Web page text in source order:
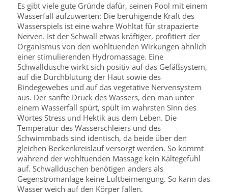
Es gibt viele gute Gründe dafür, seinen Pool mit einem
Wasserfall aufzuwerten: Die beruhigende Kraft des
Wasserspiels ist eine wahre Wohltat für strapazierte
Nerven. Ist der Schwall etwas kräftiger, profitiert der
Organismus von den wohltuenden Wirkungen ähnlich
einer stimulierenden Hydromassage. Eine
Schwalldusche wirkt sich positiv auf das Gefäßsystem,
auf die Durchblutung der Haut sowie des
Bindegewebes und auf das vegetative Nervensystem
aus. Der sanfte Druck des Wassers, den man unter
einem Wasserfall spürt, spült im wahrsten Sinn des
Wortes Stress und Hektik aus dem Leben. Die
Temperatur des Wasserschleiers und des
Schwimmbads sind identisch, da beide über den
gleichen Beckenkreislauf versorgt werden. So kommt
während der wohltuenden Massage kein Kältegefühl
auf. Schwallduschen benötigen anders als
Gegenstromanlage keine Luftbeimengung. So kann das
Wasser weich auf den Körper fallen.